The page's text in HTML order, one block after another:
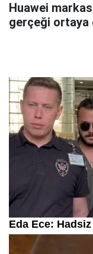
Huawei
gerçeği ortaya